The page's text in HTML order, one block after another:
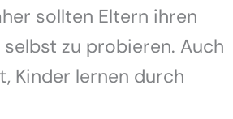
sollten Eltern ihren
zu probieren. Auch
Kinder lernen durch